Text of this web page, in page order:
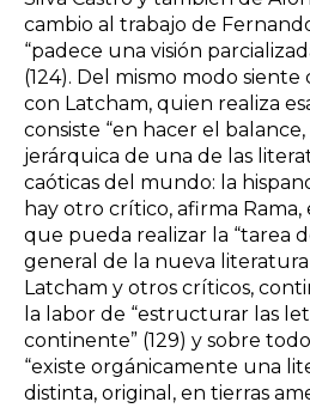
cambio al trabajo de
“padece una visión
(124). Del mismo modo
con Latcham, quien realiza
consiste “en hacer el
jerárquica de una de las
caóticas del mundo: la
hay otro crítico, afirma Rama,
que pueda realizar la “tarea
general de la nueva literatura
Latcham y otros críticos,
la labor de “estructurar las
continente” (129) y sobre
“existe orgánicamente una
distinta, original, en tierras